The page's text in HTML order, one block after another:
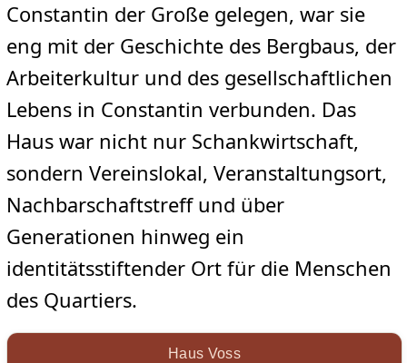
Constantin der Große gelegen, war sie
eng mit der Geschichte des Bergbaus, der
Arbeiterkultur und des gesellschaftlichen
Lebens in Constantin verbunden. Das
Haus war nicht nur Schankwirtschaft,
sondern Vereinslokal, Veranstaltungsort,
Nachbarschaftstreff und über
Generationen hinweg ein
identitätsstiftender Ort für die Menschen
des Quartiers.
Haus Voss